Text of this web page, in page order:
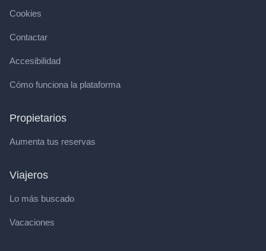
Cookies
Contactar
Accesibilidad
Cómo funciona la plataforma
Propietarios
Aumenta tus reservas
Viajeros
Lo más buscado
Vacaciones